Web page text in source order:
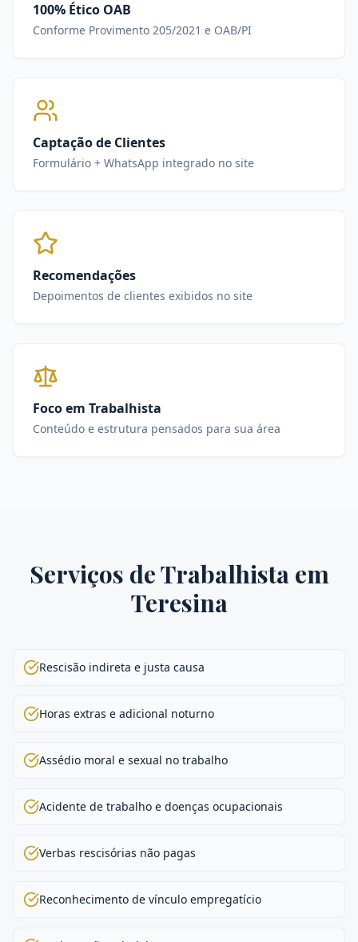
100% Ético OAB
Conforme Provimento 205/2021 e OAB/PI
Captação de Clientes
Formulário + WhatsApp integrado no site
Recomendações
Depoimentos de clientes exibidos no site
Foco em Trabalhista
Conteúdo e estrutura pensados para sua área
Serviços deTrabalhistaem
Teresina
Rescisão indireta e justa causa
Horas extras e adicional noturno
Assédio moral e sexual no trabalho
Acidente de trabalho e doenças ocupacionais
Verbas rescisórias não pagas
Reconhecimento de vínculo empregatício